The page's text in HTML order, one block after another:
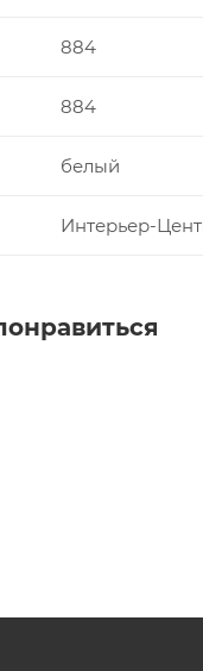
884
884
белый
Интерьер-